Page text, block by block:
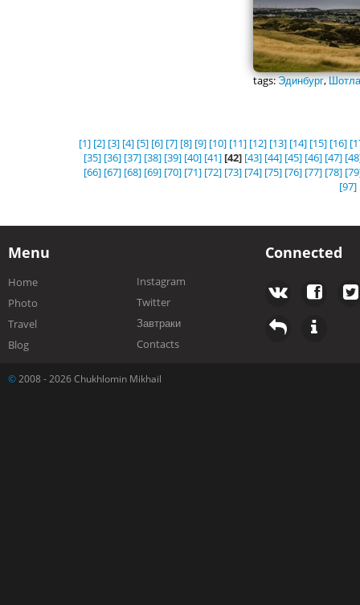
tags:Эдинбург,
[1] [2] [3] [4] [5] [6] [7] [8] [9] [10] [11] [12] [13] [14] [15] [16]
[35] [36] [37] [38] [39] [40] [41] [42] [43] [44] [45] [46] [47]
[66] [67] [68] [69] [70] [71] [72] [73] [74] [75] [76] [77] [78]
[97]
Menu
Home
Photo
Travel
Blog
Instagram
Twitter
Завтраки
Contacts
Connected
© 2008 - 2026 Chukhlomin Mikhail